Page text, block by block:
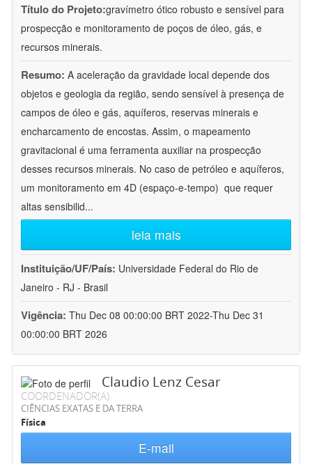
Título do Projeto:gravímetro ótico robusto e sensível para
prospecção e monitoramento de poços de óleo, gás, e
recursos minerais.
Resumo: A aceleração da gravidade local depende dos
objetos e geologia da região, sendo sensível à presença de
campos de óleo e gás, aquíferos, reservas minerais e
encharcamento de encostas. Assim, o mapeamento
gravitacional é uma ferramenta auxiliar na prospecção
desses recursos minerais. No caso de petróleo e aquíferos,
um monitoramento em 4D (espaço-e-tempo)  que requer
altas sensibilid...
leia mais
Instituição/UF/País: Universidade Federal do Rio de
Janeiro - RJ - Brasil
Vigência: Thu Dec 08 00:00:00 BRT 2022-Thu Dec 31
00:00:00 BRT 2026
Claudio Lenz Cesar
COORDENADOR(A)
CIÊNCIAS EXATAS E DA TERRA
Física
E-mail